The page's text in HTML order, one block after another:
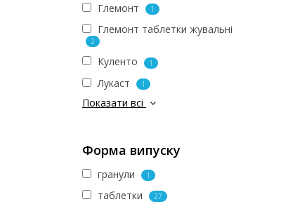
Глемонт 1
Глемонт таблетки жувальні
2
Куленто 1
Лукаст 1
Показати всі
Форма випуску
гранули 1
таблетки 27